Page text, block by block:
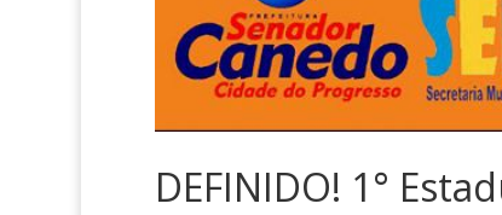
DEFINIDO! 1°